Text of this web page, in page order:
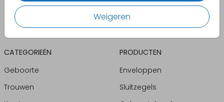
Weigeren
CATEGORIEËN
Geboorte
Trouwen
PRODUCTEN
Enveloppen
Sluitzegels